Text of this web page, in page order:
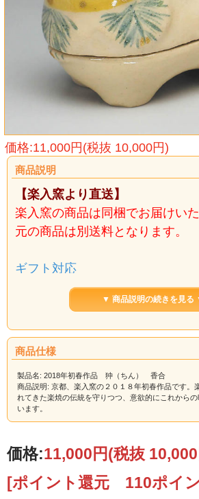
価格:11,000円(税抜 10,000円)
商品説明
【楽入窯より直送】
楽入窯の商品は同梱でお届けい
元の商品は別送料となります。
ギフト対応
日本古来の犬「狆」の香合。松
【サイズ】
7.5cm ×4.3cm×高5.4cm
木箱入
を頂戴する場合がございます。
その際にはご注文承り後、当店
ます。
▼ 商品説明の続きを見る
商品仕様
製品名: 2018年初春作品 狆（ちん） 香合
商品説明: 京都、楽入窯の２０１８年初春作品です。
れてきた楽焼の伝統を守りつつ、意欲的にこれから
います。
価格:11,000円(税抜
[ポイント還元 110ポイ